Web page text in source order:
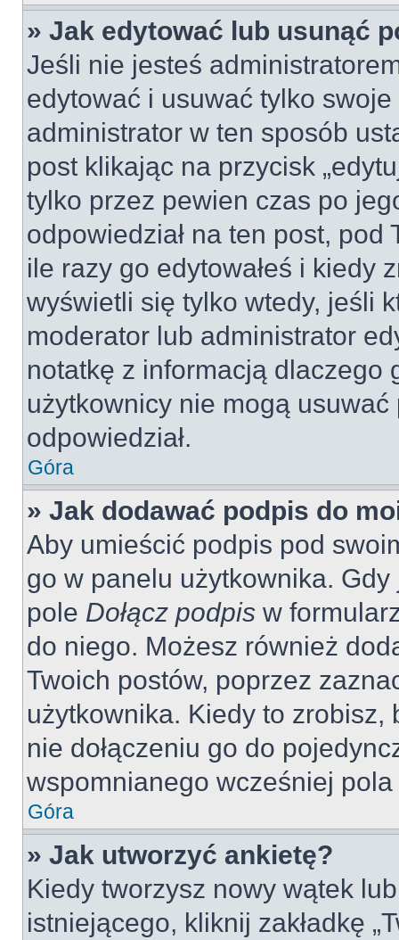
» Jak edytować lub usunąć
Jeśli nie jesteś
edytować i usuwać tylko
administrator w ten sposób
post klikając na przycisk
tylko przez pewien czas po
odpowiedział na ten post,
ile razy go edytowałeś i kiedy
wyświetli się tylko wtedy, jeśli
moderator lub administrator
notatkę z informacją dlaczego
użytkownicy nie mogą
odpowiedział.
Góra
» Jak dodawać podpis do
Aby umieścić podpis pod
go w panelu użytkownika.
pole Dołącz podpis w
do niego. Możesz również
Twoich postów, poprzez
użytkownika. Kiedy to zrobisz,
nie dołączeniu go do
wspomnianego wcześniej
Góra
» Jak utworzyć ankietę?
Kiedy tworzysz nowy wątek
istniejącego, kliknij zakładkę